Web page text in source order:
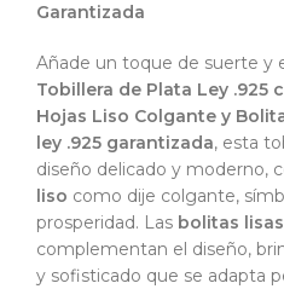
Garantizada
Añade un toque de suerte y
Tobillera de Plata Ley .925
Hojas Liso Colgante y
ley .925 garantizada, esta
diseño delicado y moderno,
liso como dije colgante,
prosperidad. Las bolitas lisas
complementan el diseño,
y sofisticado que se adapta